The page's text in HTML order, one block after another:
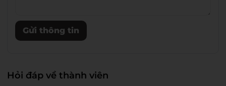
Gửi thông tin
Hỏi đáp về thành viên